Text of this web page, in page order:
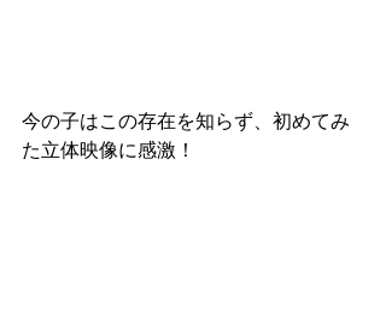
今の子はこの存在を知らず、初めてみ
た立体映像に感激！